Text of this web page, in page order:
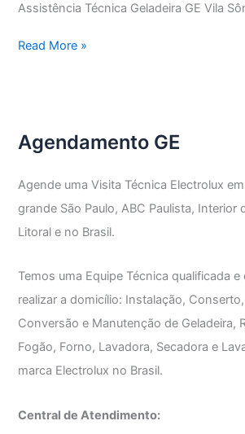
Assistência Técnica Geladeira GE Vila
Assistência
Read More »
Agendamento GE
Agende uma Visita Técnica Electrolux
grande São Paulo, ABC Paulista, Interior
Litoral e no Brasil.
Temos uma Equipe Técnica qualificada e
realizar a domicílio: Instalação,
Conversão e Manutenção de Geladeira,
Fogão, Forno, Lavadora, Secadora e
marca Electrolux no Brasil.
Central de Atendimento: